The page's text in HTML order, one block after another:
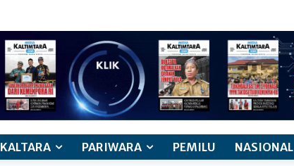
KALTARA PARIWARA PEMILU NASIONAL